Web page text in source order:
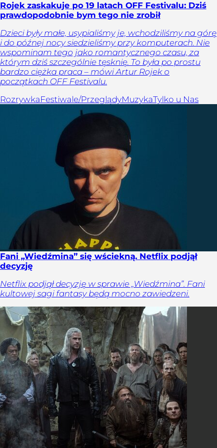
Rojek zaskakuje po 19 latach OFF Festivalu: Dziś
prawdopodobnie bym tego nie zrobił
Dzieci były małe, usypialiśmy je, wchodziliśmy na górę
i do późnej nocy siedzieliśmy przy komputerach. Nie
wspominam tego jako romantycznego czasu, za
którym dziś szczególnie tęsknię. To była po prostu
bardzo ciężka praca – mówi Artur Rojek o
początkach OFF Festivalu.
RozrywkaFestiwale/PrzeglądyMuzykaTylko u Nas
Fani „Wiedźmina” się wściekną. Netflix podjął
decyzję
Netflix podjął decyzję w sprawie „Wiedźmina”. Fani
kultowej sagi fantasy będą mocno zawiedzeni.